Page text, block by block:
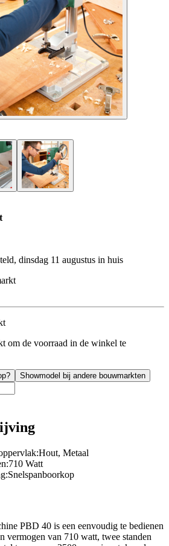
dinsdag 11 augustus in huis
om de voorraad in de winkel te
Showmodel bij andere bouwmarkten
Metaal
Watt
PBD 40 is een eenvoudig te bedienen
vermogen van 710 watt, twee standen